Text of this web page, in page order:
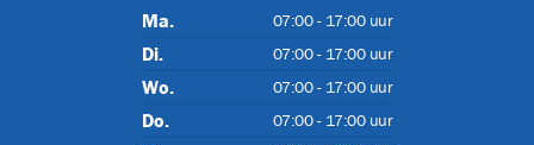
Ma. 07:00 - 17:00 uur
Di. 07:00 - 17:00 uur
Wo. 07:00 - 17:00 uur
Do. 07:00 - 17:00 uur